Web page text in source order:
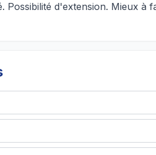
d'extension. Mieux à